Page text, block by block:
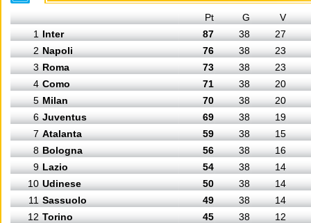
Pt G
V
1 Inter 87 38
27
2 Napoli 76 38
23
3 Roma 73 38
23
4 Como 71 38
20
5 Milan 70 38
20
6 Juventus 69 38
19
7 Atalanta 59 38
15
8 Bologna 56 38
16
9 Lazio 54 38
14
10 Udinese 50 38
14
11 Sassuolo 49 38
14
12 Torino 45 38
12